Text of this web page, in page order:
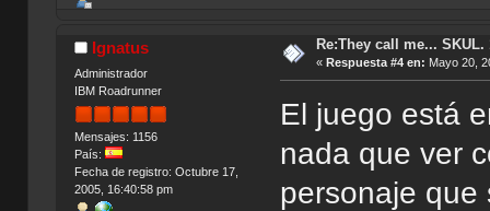
Ignatus
Administrador
IBM Roadrunner
Mensajes: 1156
País:
Fecha de registro: Octubre 17,
2005, 16:40:58 pm
Re:They call me... SKUL.
« Respuesta #4 en: Mayo 20,
El juego está
nada que ver
personaje que